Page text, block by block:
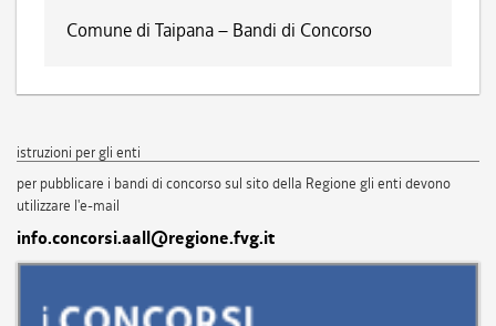
Comune di Taipana – Bandi di Concorso
istruzioni per gli enti
per pubblicare i bandi di concorso sul sito della Regione gli enti devono
utilizzare l'e-mail
info.concorsi.aall@regione.fvg.it